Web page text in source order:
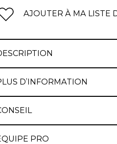
AJOUTER À MA LISTE
D’INFORMATION
PRO